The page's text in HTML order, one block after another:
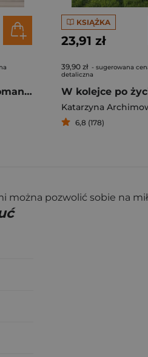
Rozważna czy romantyczna?
KSIĄŻKA
23,91 zł
39,90 zł - sugerowana
detaliczna
W kolejce po
Katarzyna
6,8 (178)
pozwolić sobie na